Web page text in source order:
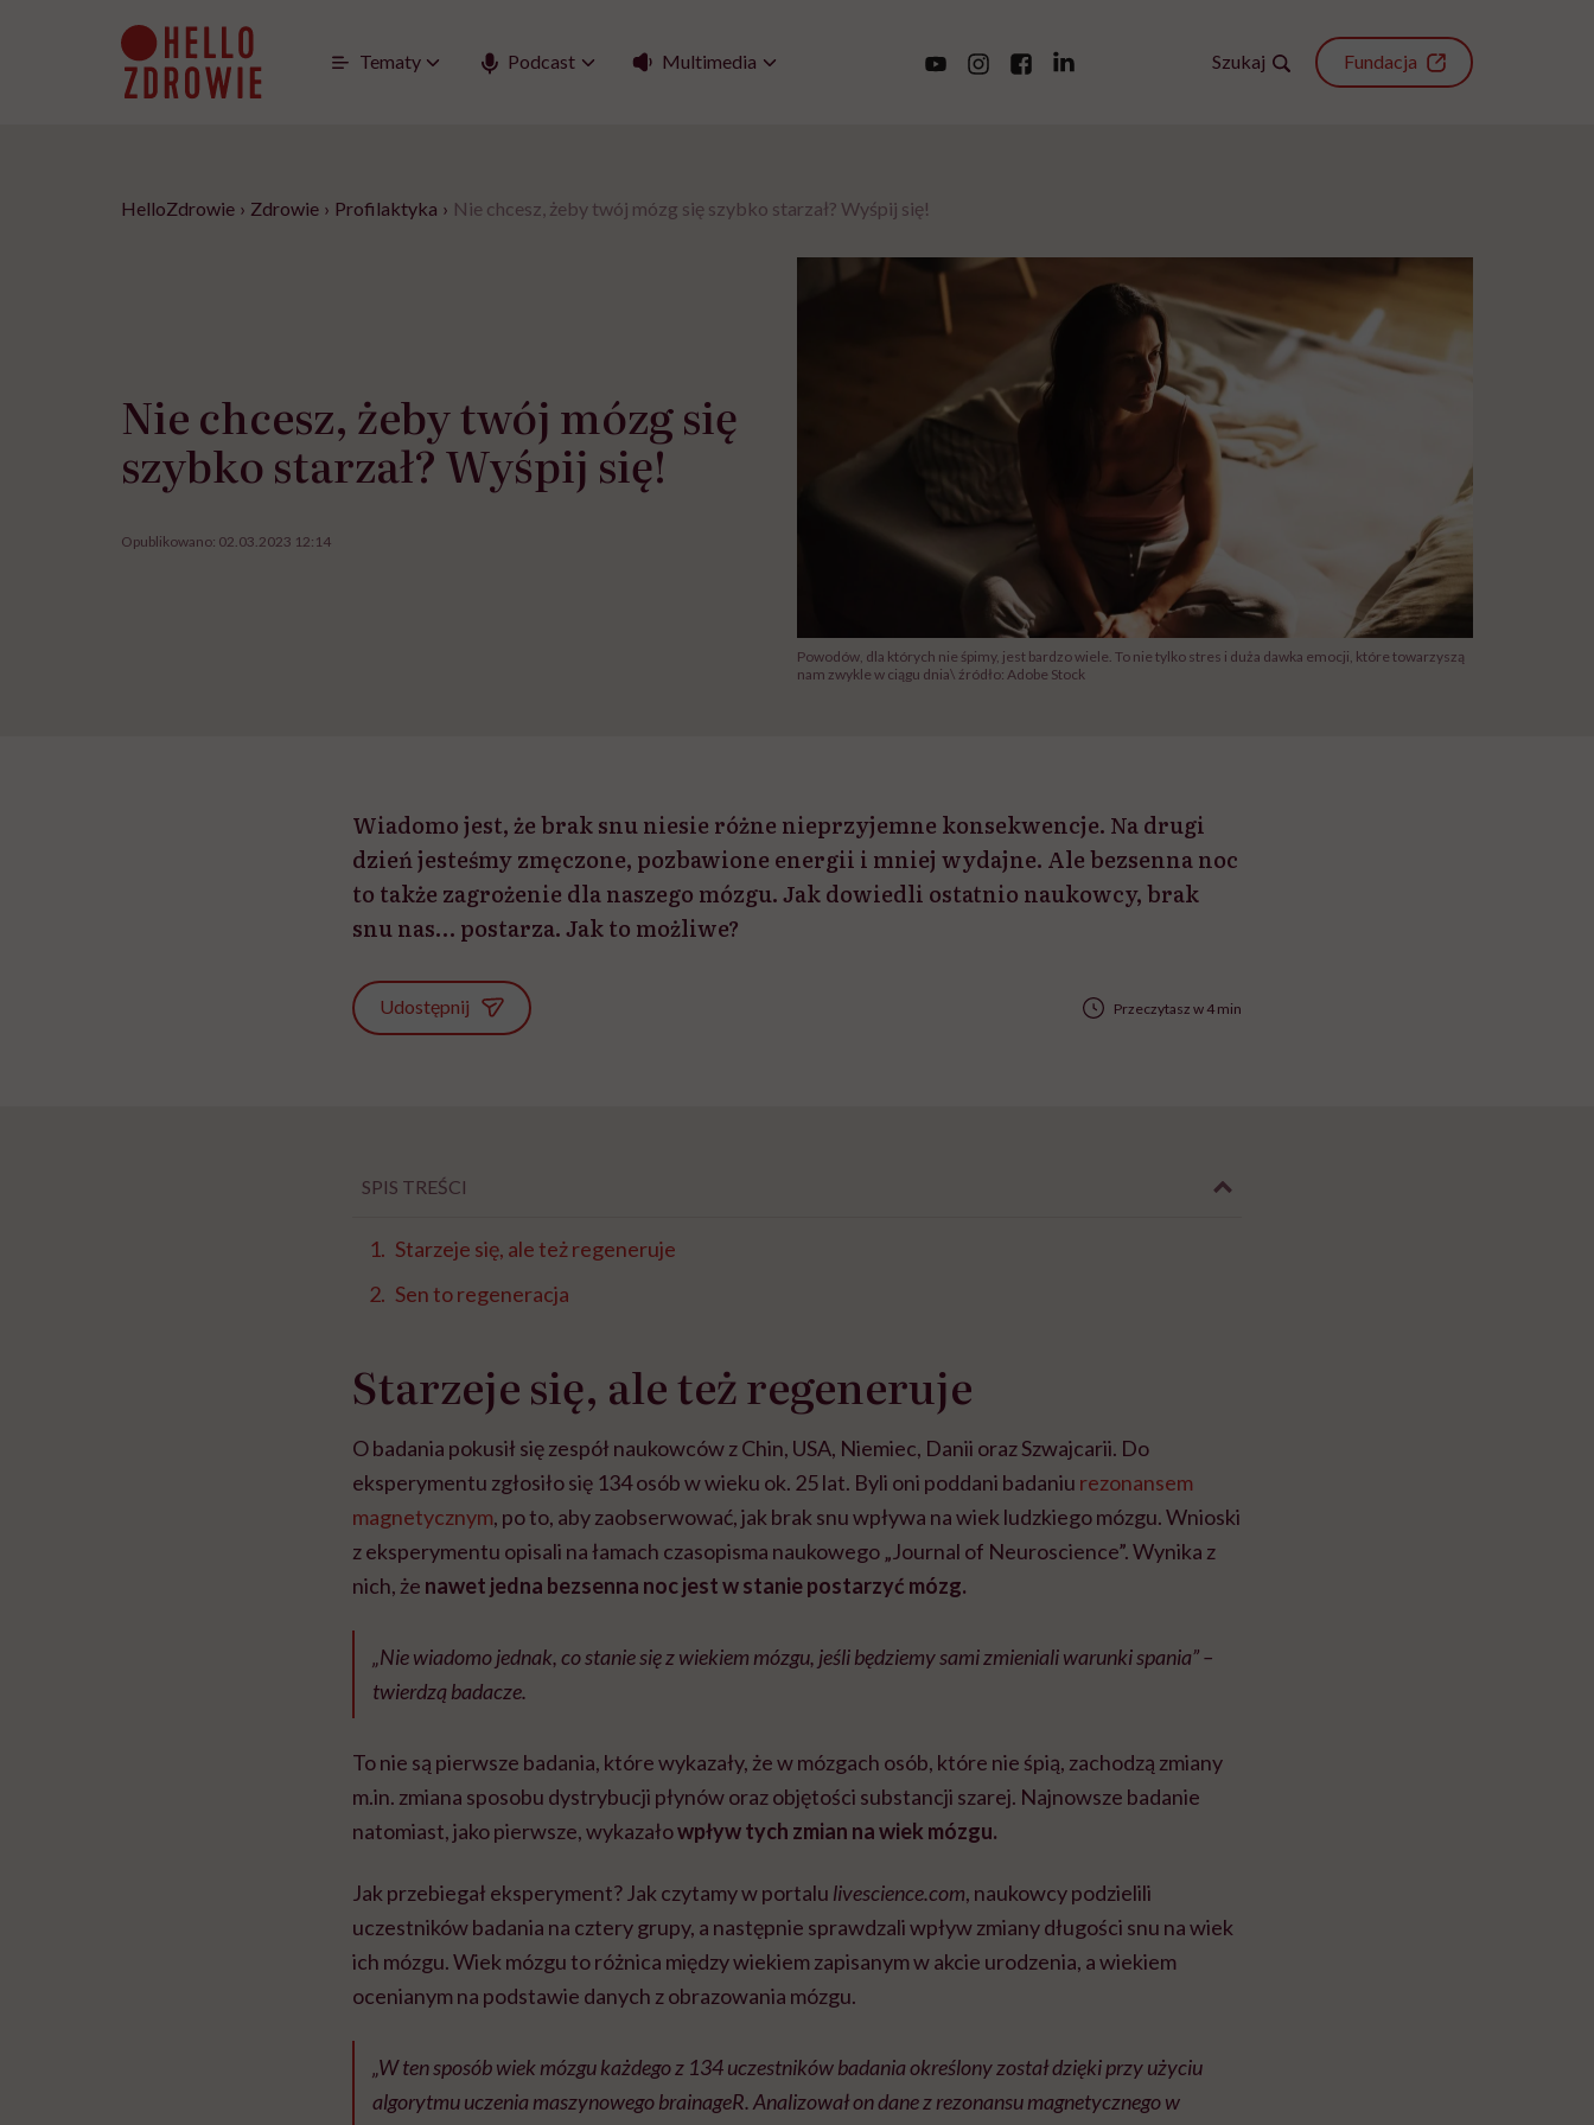
Tematy Podcast Multimedia Szukaj Fundacja
HelloZdrowie › Zdrowie › Profilaktyka › Nie chcesz, żeby twój mózg się szybko starzał? Wyśpij się!
Nie chcesz, żeby twój mózg się
szybko starzał? Wyśpij się!
Opublikowano: 02.03.2023 12:14
Powodów, dla których nie śpimy, jest bardzo wiele. To nie tylko stres i duża dawka emocji, które towarzyszą
nam zwykle w ciągu dnia\ źródło: Adobe Stock
Wiadomo jest, że brak snu niesie różne nieprzyjemne konsekwencje. Na drugi
dzień jesteśmy zmęczone, pozbawione energii i mniej wydajne. Ale bezsenna noc
to także zagrożenie dla naszego mózgu. Jak dowiedli ostatnio naukowcy, brak
snu nas… postarza. Jak to możliwe?
Udostępnij Przeczytasz w 4 min
SPIS TREŚCI
Starzeje się, ale też regeneruje
Sen to regeneracja
Starzeje się, ale też regeneruje
O badania pokusił się zespół naukowców z Chin, USA, Niemiec, Danii oraz Szwajcarii. Do
eksperymentu zgłosiło się 134 osób w wieku ok. 25 lat. Byli oni poddani badaniu rezonansem
magnetycznym, po to, aby zaobserwować, jak brak snu wpływa na wiek ludzkiego mózgu. Wnioski
z eksperymentu opisali na łamach czasopisma naukowego „Journal of Neuroscience”. Wynika z
nich, że nawet jedna bezsenna noc jest w stanie postarzyć mózg.
„Nie wiadomo jednak, co stanie się z wiekiem mózgu, jeśli będziemy sami zmieniali warunki spania” –
twierdzą badacze.
To nie są pierwsze badania, które wykazały, że w mózgach osób, które nie śpią, zachodzą zmiany
m.in. zmiana sposobu dystrybucji płynów oraz objętości substancji szarej. Najnowsze badanie
natomiast, jako pierwsze, wykazałowpływ tych zmian na wiek mózgu.
Jak przebiegał eksperyment? Jak czytamy w portalu livescience.com, naukowcy podzielili
uczestników badania na cztery grupy, a następnie sprawdzali wpływ zmiany długości snu na wiek
ich mózgu. Wiek mózgu to różnica między wiekiem zapisanym w akcie urodzenia, a wiekiem
ocenianym na podstawie danych z obrazowania mózgu.
„W ten sposób wiek mózgu każdego z 134 uczestników badania określony został dzięki przy użyciu
algorytmu uczenia maszynowego brainageR. Analizował on dane z rezonansu magnetycznego w